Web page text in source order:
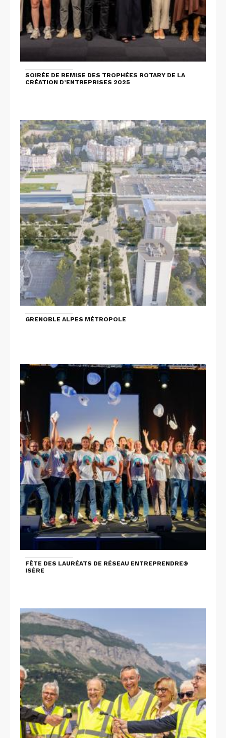
SOIRÉE DE REMISE DES TROPHÉES ROTARY DE LA
CRÉATION D’ENTREPRISES 2025
GRENOBLE ALPES MÉTROPOLE
FÊTE DES LAURÉATS DE RÉSEAU ENTREPRENDRE®
ISÈRE